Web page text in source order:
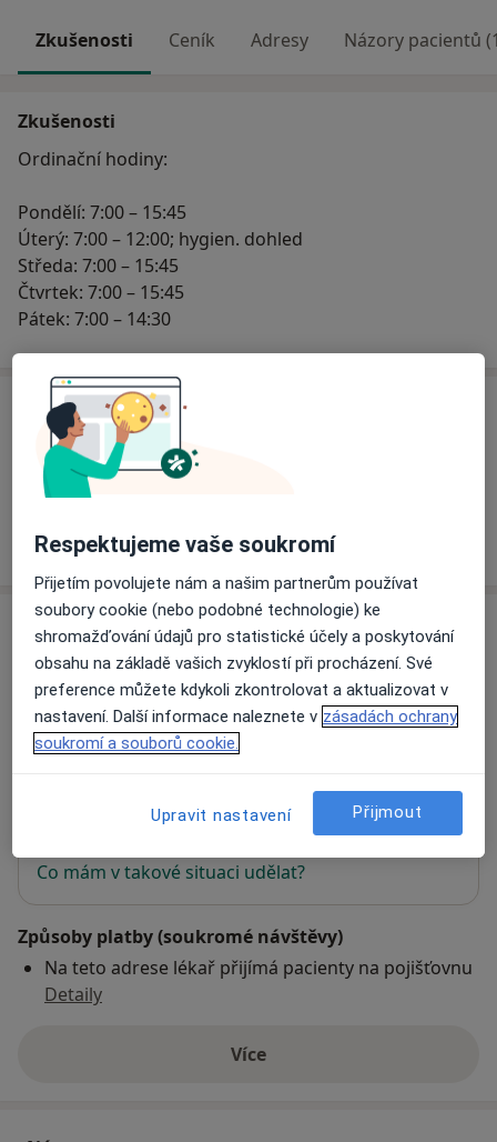
Zkušenosti Ceník Adresy Názory pacientů
Zkušenosti
Ordinační hodiny:
Pondělí: 7:00 – 15:45
Úterý: 7:00 – 12:00; hygien. dohled
Středa: 7:00 – 15:45
Čtvrtek: 7:00 – 15:45
Pátek: 7:00 – 14:30
Ceník
Informace o službách a cenách nejsou k dispozici
Tento specialista ještě nepřidával žádné informace o
Adresa
OZZ Plzeň
Valdštejnova 20, 350 02
se otevře v nové záložce
Na této adrese online kalendář není aktivní
Co mám v takové situaci udělat?
Způsoby platby (soukromé návštěvy)
Na teto adrese lékař přijímá pacienty na pojišťovnu
Detaily
Víceo adrese
Respektujeme vaše soukromí
Přijetím povolujete nám a našim partnerům používat
soubory cookie (nebo podobné technologie) ke
shromažďování údajů pro statistické účely a poskytování
obsahu na základě vašich zvyklostí při procházení. Své
preference můžete kdykoli zkontrolovat a aktualizovat v
nastavení. Další informace naleznete v zásadách ochrany
soukromí a souborů cookie.
Upravit nastavení Přijmout